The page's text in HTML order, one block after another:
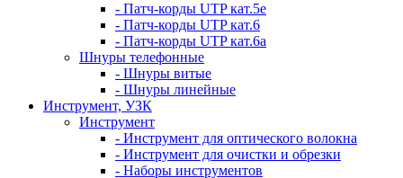
- Патч-корды UTP кат.5е
- Патч-корды UTP кат.6
- Патч-корды UTP кат.6а
Шнуры телефонные
- Шнуры витые
- Шнуры линейные
Инструмент, УЗК
Инструмент
- Инструмент для оптического волокна
- Инструмент для очистки и обрезки
- Наборы инструментов